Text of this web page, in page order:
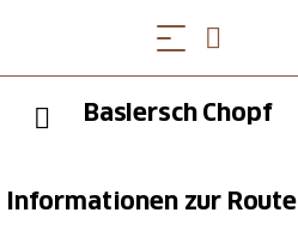
Baslersch Chopf
Informationen zur Route